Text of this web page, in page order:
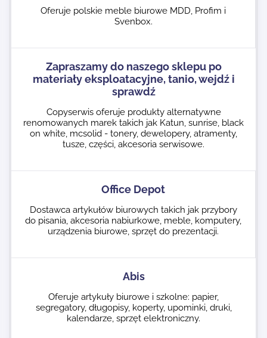
Oferuje polskie meble biurowe MDD, Profim i
Svenbox.
Zapraszamy do naszego sklepu po
materiały eksploatacyjne, tanio, wejdź i
sprawdź
Copyserwis oferuje produkty alternatywne
renomowanych marek takich jak Katun, sunrise, black
on white, mcsolid - tonery, dewelopery, atramenty,
tusze, części, akcesoria serwisowe.
Office Depot
Dostawca artykułów biurowych takich jak przybory
do pisania, akcesoria nabiurkowe, meble, komputery,
urządzenia biurowe, sprzęt do prezentacji.
Abis
Oferuje artykuły biurowe i szkolne: papier,
segregatory, długopisy, koperty, upominki, druki,
kalendarze, sprzęt elektroniczny.